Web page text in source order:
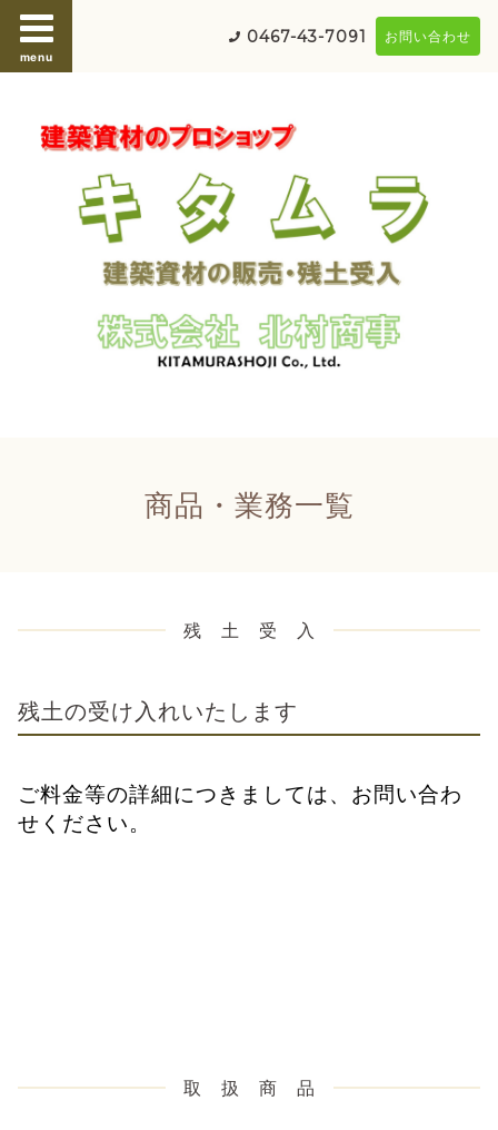
menu
0467-43-7091 お問い合わせ
商品・業務一覧
残 土 受 入
残土の受け入れいたします
ご料金等の詳細につきましては、お問い合わ
せください。
取 扱 商 品